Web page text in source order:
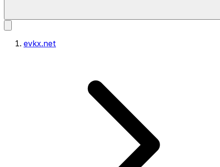
evkx.net